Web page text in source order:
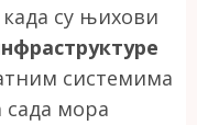
су њихови
системима
мора